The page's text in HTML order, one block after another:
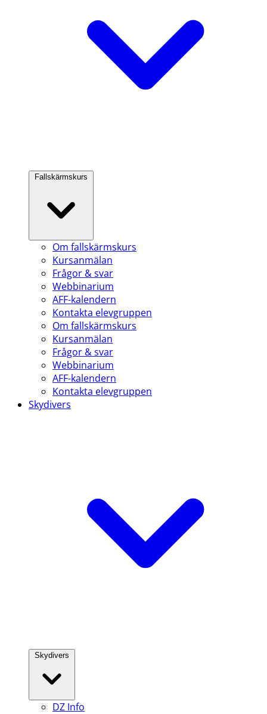
Fallskärmskurs
Om fallskärmskurs
Kursanmälan
Frågor & svar
Webbinarium
AFF-kalendern
Kontakta elevgruppen
Om fallskärmskurs
Kursanmälan
Frågor & svar
Webbinarium
AFF-kalendern
Kontakta elevgruppen
Skydivers
Skydivers
DZ Info